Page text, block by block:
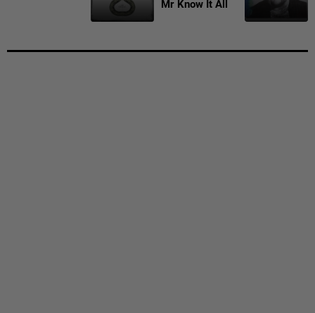
Mr Know It All